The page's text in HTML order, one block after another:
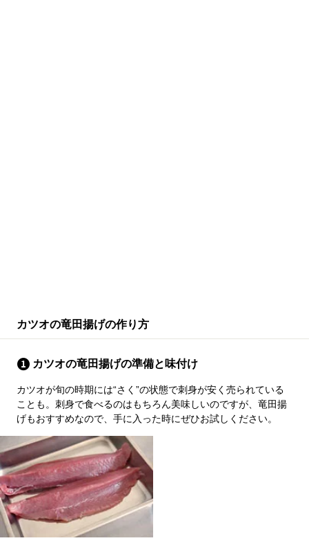
カツオの竜田揚げの作り方
カツオの竜田揚げの準備と味付け
カツオが旬の時期には“さく”の状態で刺身が安く売られている
ことも。刺身で食べるのはもちろん美味しいのですが、竜田揚
げもおすすめなので、手に入った時にぜひお試しください。